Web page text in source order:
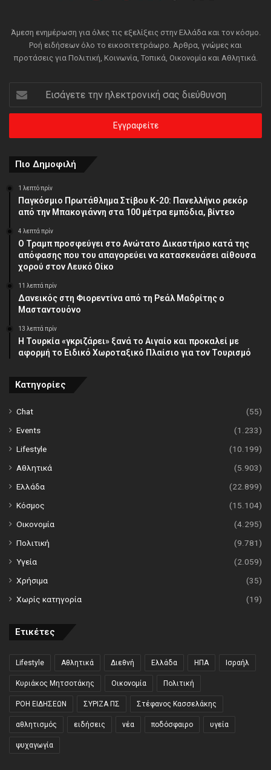
Άμεση ενημέρωση για όλες τις εξελίξεις στην Ελλάδα και τον κόσμο.
Ροή ειδήσεων όλο το εικοσιτετράωρο. Άρθρα, γνώμες και
προτάσεις για Πολιτική, Κοινωνία, Τοπικά, Οικονομία και Αθλητικά.
Εισάγετε
την
ηλεκτρονική
διεύθυνση
Πιο Δημοφιλή
1 λεπτό πρίν
Παγκόσμιο Πρωτάθλημα Στίβου Κ-20: Πανελλήνιο ρεκόρ
από την Μπακογιάννη στα 100 μέτρα εμπόδια, βίντεο
4 λεπτά πρίν
Ο Τραμπ προσφεύγει στο Ανώτατο Δικαστήριο κατά της
απόφασης που του απαγορεύει να κατασκευάσει αίθουσα
χορού στον Λευκό Οίκο
11 λεπτά πρίν
Δανεικός στη Φιορεντίνα από τη Ρεάλ Μαδρίτης ο
Μασταντουόνο
13 λεπτά πρίν
Η Τουρκία «γκριζάρει» ξανά το Αιγαίο και προκαλεί με
αφορμή το Ειδικό Χωροταξικό Πλαίσιο για τον Τουρισμό
Κατηγορίες
Chat
(55)
Events
(1.233)
Lifestyle
(10.199)
Αθλητικά
(5.903)
Ελλάδα
(22.899)
Κόσμος
(15.104)
Οικονομία
(4.295)
Πολιτική
(9.781)
Υγεία
(2.059)
Χρήσιμα
(35)
Χωρίς κατηγορία
(19)
Ετικέτες
Lifestyle Αθλητικά Διεθνή Ελλάδα ΗΠΑ Ισραήλ
Κυριάκος Μητσοτάκης Οικονομία Πολιτική
ΡΟΗ ΕΙΔΗΣΕΩΝ ΣΥΡΙΖΑ ΠΣ Στέφανος Κασσελάκης
αθλητισμός ειδήσεις νέα ποδόσφαιρο υγεία
ψυχαγωγία